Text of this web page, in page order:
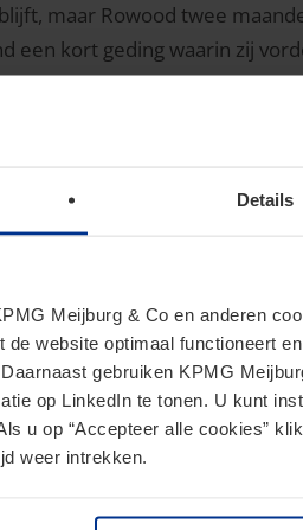
Details
Meijburg & Co en anderen
de website optimaal functioneert
gebruiken KPMG
op LinkedIn te tonen. U kunt
u op “Accepteer alle cookies”
weer intrekken.
maar Rowood twee
een kort geding waarin zij
ABN stelt zich op het
verwijst naar de contractuele
stelt zij dat de
heeft nu ABN de
te vinden. De rechtbank stelt
rechtbank oordeelt
vrijheid echter niet
naar maatstaven van
gebruik
ten tijde van de opzegging.